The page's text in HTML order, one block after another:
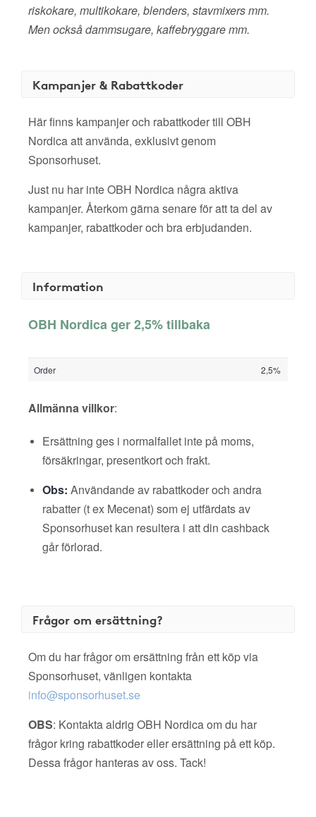
riskokare, multikokare, blenders, stavmixers mm.
Men också dammsugare, kaffebryggare mm.
Kampanjer & Rabattkoder
Här finns kampanjer och rabattkoder till OBH
Nordica att använda, exklusivt genom
Sponsorhuset.
Just nu har inte OBH Nordica några aktiva
kampanjer. Återkom gärna senare för att ta del av
kampanjer, rabattkoder och bra erbjudanden.
Information
OBH Nordica ger 2,5% tillbaka
Order 2,5%
Allmänna villkor:
Ersättning ges i normalfallet inte på moms,
försäkringar, presentkort och frakt.
Obs: Användande av rabattkoder och andra
rabatter (t ex Mecenat) som ej utfärdats av
Sponsorhuset kan resultera i att din cashback
går förlorad.
Frågor om ersättning?
Om du har frågor om ersättning från ett köp via
Sponsorhuset, vänligen kontakta
info@sponsorhuset.se
OBS: Kontakta aldrig OBH Nordica om du har
frågor kring rabattkoder eller ersättning på ett köp.
Dessa frågor hanteras av oss. Tack!